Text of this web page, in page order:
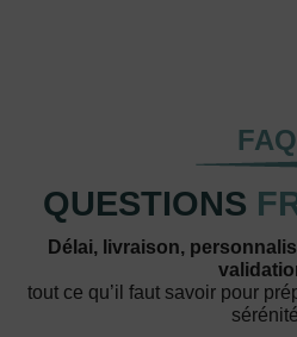
FAQ
QUESTIONS
Délai, livraison,
tout ce qu’il faut savoir pour